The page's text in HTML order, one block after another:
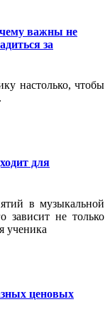
важны не
за
настолько, чтобы
для
в музыкальной
зависит не только
ученика
ценовых